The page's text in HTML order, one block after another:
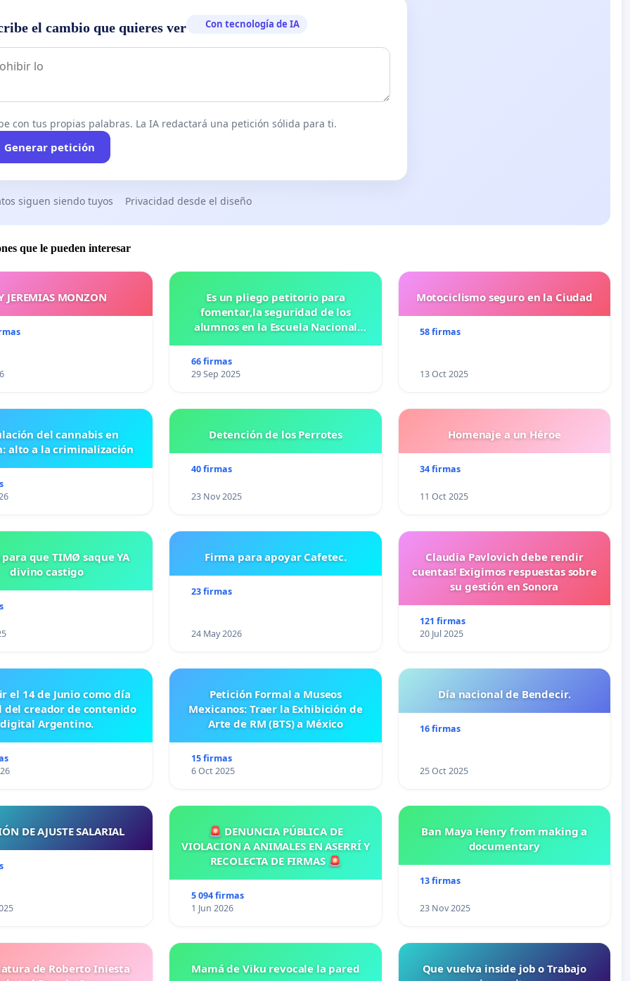
el cambio que quieres ver Con tecnología de IA
con tus propias palabras. La IA redactará una petición sólida para ti.
Generar petición
siguen siendo tuyos Privacidad desde el diseño
que le pueden interesar
JEREMIAS MONZON
Es un pliego petitorio para
fomentar,la seguridad de los
alumnos en la Escuela Nacional
66 firmas
29 Sep 2025
Motociclismo seguro en la Ciudad
58 firmas
13 Oct 2025
del cannabis en
alto a la criminalización
Detención de los Perrotes
40 firmas
23 Nov 2025
Homenaje a un Héroe
34 firmas
11 Oct 2025
que TIMØ saque YA
divino castigo
Firma para apoyar Cafetec.
23 firmas
24 May 2026
Claudia Pavlovich debe rendir
cuentas! Exigimos respuestas sobre
su gestión en Sonora
121 firmas
20 Jul 2025
el 14 de Junio como día
del creador de contenido
digital Argentino.
Petición Formal a Museos
Mexicanos: Traer la Exhibición de
Arte de RM (BTS) a México
15 firmas
6 Oct 2025
Día nacional de Bendecir.
16 firmas
25 Oct 2025
DE AJUSTE SALARIAL
🚨 DENUNCIA PÚBLICA DE
VIOLACION A ANIMALES EN ASERRÍ Y
RECOLECTA DE FIRMAS 🚨
5 094 firmas
1 Jun 2026
Ban Maya Henry from making a
documentary
13 firmas
23 Nov 2025
de Roberto Iniesta
Mamá de Viku revocale la pared
Que vuelva inside job o Trabajo